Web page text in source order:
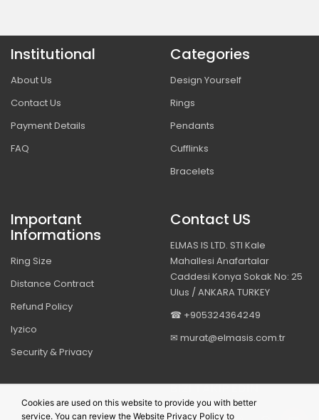
Institutional
About Us
Contact Us
Payment Details
FAQ
Categories
Design Yourself
Rings
Pendants
Cufflinks
Bracelets
Important
Informations
Ring Size
Distance Contract
Refund Policy
Iyzico
Security & Privacy
Contact US
ELMAS IS LTD. STI Kale
Mahallesi Anafartalar
Caddesi Konya Sokak No: 25
Ulus / ANKARA TURKEY
☎ +905324364249
✉ murat@elmasis.com.tr
BIZI TAKIP EDIN
Cookies are used on this website to provide you with better
service. You can review the Website Privacy Policy to